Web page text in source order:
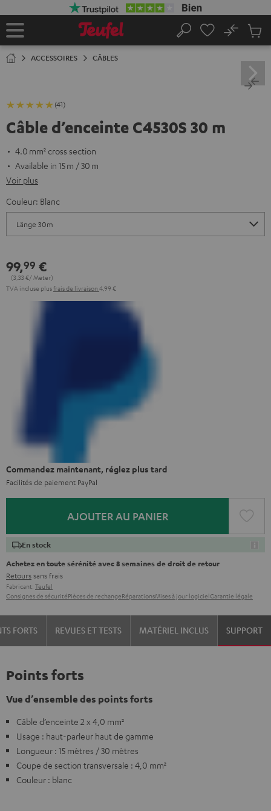
Page
Rechercher
No
panier
ACCESSOIRES CÂBLES
(41)
Câble d’enceinte C4530S 30 m
4.0 mm² cross section
Available in 15 m / 30 m
Voir plus
Couleur: Blanc
99,99 €
(3,33 €/ Meter)
TVA incluse plusfrais de livraison 4,99 €
Commandez maintenant, réglez plus tard
Facilités de paiement PayPal
AJOUTER AU PANIER
En stock
Achetez en toute sérénité avec 8 semaines de droit de retour
Retourssans frais
Fabricant: Teufel
Consignes de sécuritéPièces de rechangeRéparationsMises à jour logicielGarantie légale
FORTS REVUES ET TESTS MATÉRIEL INCLUS SUPPORT
Points forts
Vue d’ensemble des points forts
Câble d’enceinte 2 x 4,0 mm²
Usage : haut-parleur haut de gamme
Longueur : 15 mètres / 30 mètres
Coupe de section transversale : 4,0 mm²
Couleur : blanc